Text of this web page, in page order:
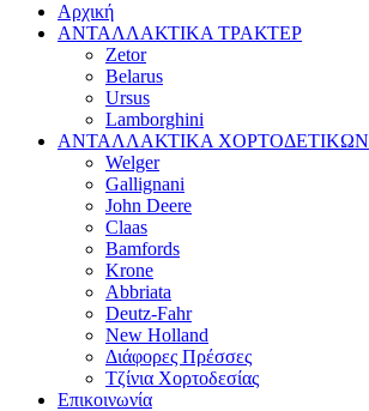
Αρχική
ΑΝΤΑΛΛΑΚΤΙΚΑ ΤΡΑΚΤΕΡ
Zetor
Belarus
Ursus
Lamborghini
ΑΝΤΑΛΛΑΚΤΙΚΑ ΧΟΡΤΟΔΕΤΙΚΩΝ
Welger
Gallignani
John Deere
Claas
Bamfords
Krone
Abbriata
Deutz-Fahr
New Holland
Διάφορες Πρέσσες
Τζίνια Χορτοδεσίας
Επικοινωνία